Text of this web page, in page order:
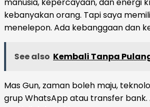
kebanyakan orang. Tapi saya
menelepon. Ada kebanggaan dan
See also Kembali Tanpa
Mas Gun, zaman boleh maju,
grup WhatsApp atau transfer bank.